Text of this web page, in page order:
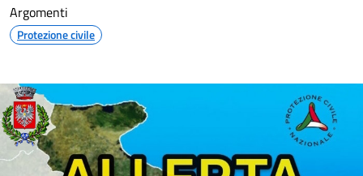
Argomenti
Protezione civile